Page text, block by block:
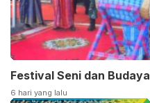
Festival Seni dan
6 hari yang lalu